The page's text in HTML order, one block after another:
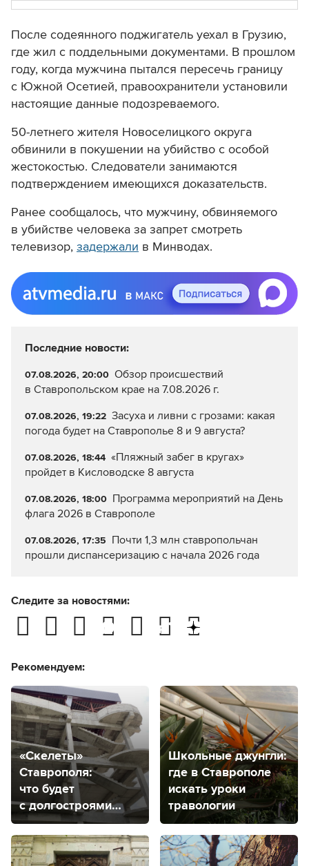
После содеянного поджигатель уехал в Грузию,
где жил с поддельными документами. В прошлом
году, когда мужчина пытался пересечь границу
с Южной Осетией, правоохранители установили
настоящие данные подозреваемого.
50-летнего жителя Новоселицкого округа
обвинили в покушении на убийство с особой
жестокостью. Следователи занимаются
подтверждением имеющихся доказательств.
Ранее сообщалось, что мужчину, обвиняемого
в убийстве человека за запрет смотреть
телевизор, задержали в Минводах.
Последние новости:
07.08.2026, 20:00 Обзор происшествий
в Ставропольском крае на 7.08.2026 г.
07.08.2026, 19:22 Засуха и ливни с грозами: какая
погода будет на Ставрополье 8 и 9 августа?
07.08.2026, 18:44 «Пляжный забег в кругах»
пройдет в Кисловодске 8 августа
07.08.2026, 18:00 Программа мероприятий на День
флага 2026 в Ставрополе
07.08.2026, 17:35 Почти 1,3 млн ставропольчан
прошли диспансеризацию с начала 2026 года
Следите за новостями:
Рекомендуем:
«Скелеты»
Ставрополя:
что будет
с долгостроями
города?
Школьные джунгли:
где в Ставрополе
искать уроки
травологии